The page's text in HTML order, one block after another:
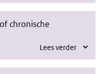
chronische
Lees verder